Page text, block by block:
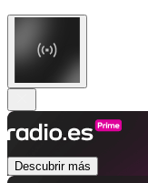
Descubrir más